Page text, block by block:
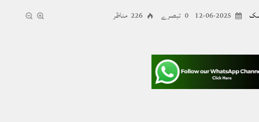
2025-06-12 0 تبصرے 226 مناظر